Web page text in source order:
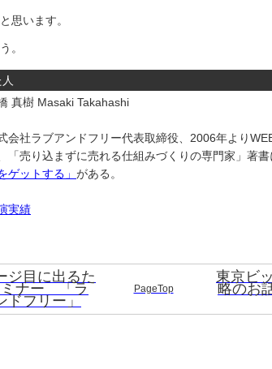
思います。
。
真樹 Masaki Takahashi
会社ラブアンドフリー代表取締役、2006年より
「売り込まずに売れる仕組みづくりの専門家」著書
ゲットする」 がある。
実績
ジ目に出るた
ミナー 「ラ
フリー」
PageTop
東京ビ
略のお